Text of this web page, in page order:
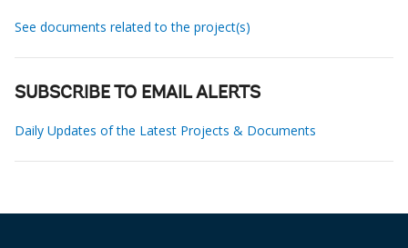
See documents related to the project(s)
SUBSCRIBE TO EMAIL ALERTS
Daily Updates of the Latest Projects & Documents